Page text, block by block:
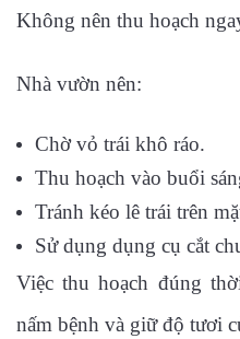
Không nên thu hoạch
Nhà vườn nên:
Chờ vỏ trái khô ráo.
Thu hoạch vào buổi
Tránh kéo lê trái trên
Sử dụng dụng cụ cắt
Việc thu hoạch đúng
nấm bệnh và giữ độ tươi